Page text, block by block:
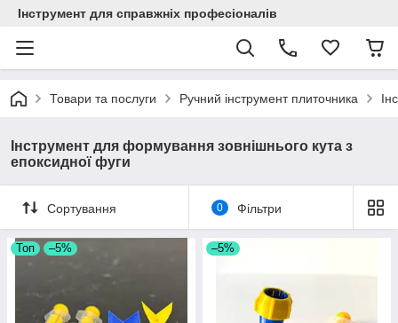
Інструмент для справжніх професіоналів
Товари та послуги Ручний інструмент плиточника
Інструмент для формування зовнішнього кута з
епоксидної фуги
Сортування 0 Фільтри
Топ –5% –5%